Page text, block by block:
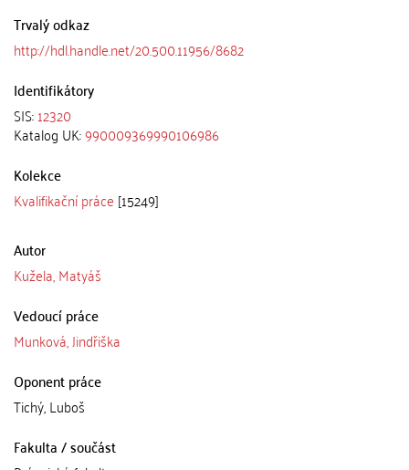
Trvalý odkaz
http://hdl.handle.net/20.500.11956/8682
Identifikátory
SIS:12320
Katalog UK:990009369990106986
Kolekce
Kvalifikační práce [15249]
Autor
Kužela, Matyáš
Vedoucí práce
Munková, Jindřiška
Oponent práce
Tichý, Luboš
Fakulta / součást